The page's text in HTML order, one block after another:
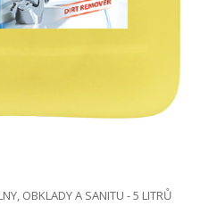
OBKLADY A SANITU - 5 LITRŮ